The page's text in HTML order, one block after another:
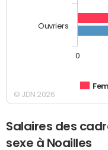
Ouvriers
0
© JDN 2026
Salaires des
sexe à Noailles